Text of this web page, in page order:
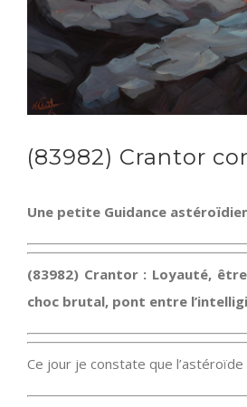
(83982) Crantor
Une petite Guidance
(83982) Crantor : Loyauté,
choc brutal, pont entre
Ce jour je constate que l’astéroïde